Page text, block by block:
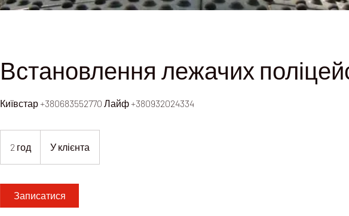
Встановлення лежачих
Київстар +380683552770 Лайф +380932024334
2 год У клієнта
Записатися